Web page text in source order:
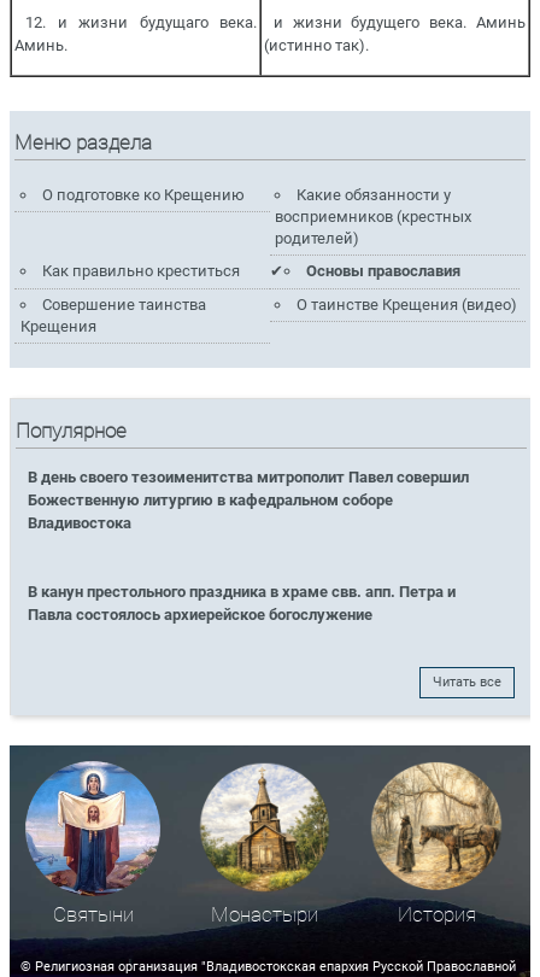
12. и жизни будущаго века.
Аминь.
и жизни будущего века. Аминь
(истинно так).
Меню раздела
О подготовке ко Крещению
Какие обязанности у
восприемников (крестных
родителей)
Как правильно креститься
Основы православия
Совершение таинства
Крещения
О таинстве Крещения (видео)
Популярное
В день своего тезоименитства митрополит Павел совершил
Божественную литургию в кафедральном соборе
Владивостока
В канун престольного праздника в храме свв. апп. Петра и
Павла состоялось архиерейское богослужение
Читать все
Святыни Монастыри История
© Религиозная организация "Владивостокская епархия Русской Православной